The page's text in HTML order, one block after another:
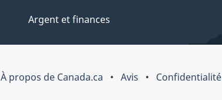
Argent et finances
À propos de Canada.ca Avis Confidentialité